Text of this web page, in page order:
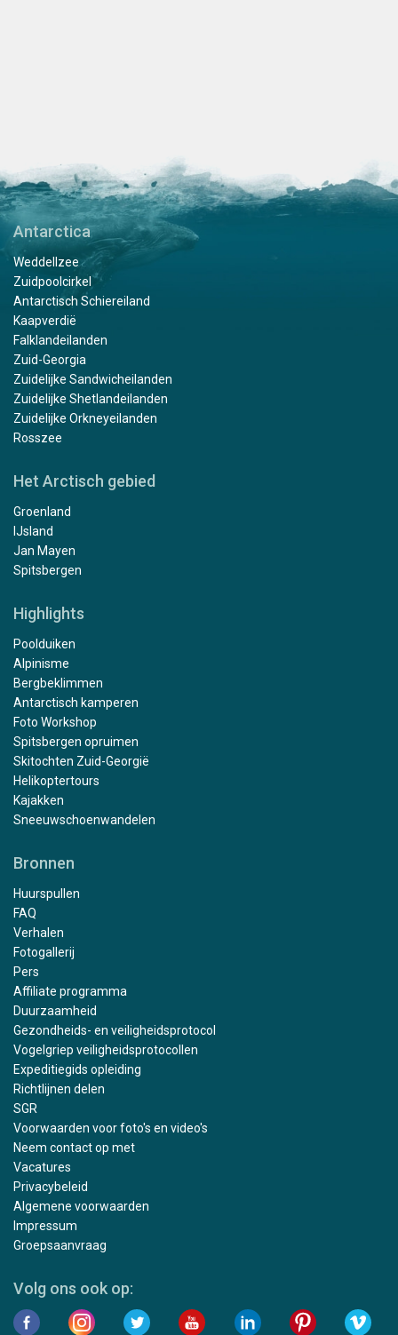
Antarctica
Weddellzee
Zuidpoolcirkel
Antarctisch Schiereiland
Kaapverdië
Falklandeilanden
Zuid-Georgia
Zuidelijke Sandwicheilanden
Zuidelijke Shetlandeilanden
Zuidelijke Orkneyeilanden
Rosszee
Het Arctisch gebied
Groenland
IJsland
Jan Mayen
Spitsbergen
Highlights
Poolduiken
Alpinisme
Bergbeklimmen
Antarctisch kamperen
Foto Workshop
Spitsbergen opruimen
Skitochten Zuid-Georgië
Helikoptertours
Kajakken
Sneeuwschoenwandelen
Bronnen
Huurspullen
FAQ
Verhalen
Fotogallerij
Pers
Affiliate programma
Duurzaamheid
Gezondheids- en veiligheidsprotocol
Vogelgriep veiligheidsprotocollen
Expeditiegids opleiding
Richtlijnen delen
SGR
Voorwaarden voor foto's en video's
Neem contact op met
Vacatures
Privacybeleid
Algemene voorwaarden
Impressum
Groepsaanvraag
Volg ons ook op: